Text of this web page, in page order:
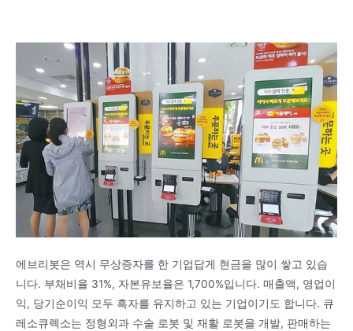
에브리봇은 역시 무상증자를 한 기업답게 현금을 많이 쌓고 있습
니다. 부채비율 31%, 자본유보율은 1,700%입니다. 매출액, 영업이
익, 당기순이익 모두 흑자를 유지하고 있는 기업이기도 합니다. 큐
레소큐렉소는 정형외과 수술 로봇 및 재활 로봇을 개발, 판매하는